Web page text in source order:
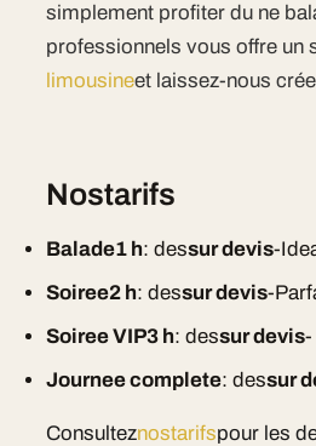
simplement profiter du ne
professionnels vous offre un
limousineet laissez-nous
Nostarifs
Balade1 h: dessur devis-
Soiree2 h: dessur devis-
Soiree VIP3 h: dessur devis-
Journee complete: dessur
Consulteznostarifspour les